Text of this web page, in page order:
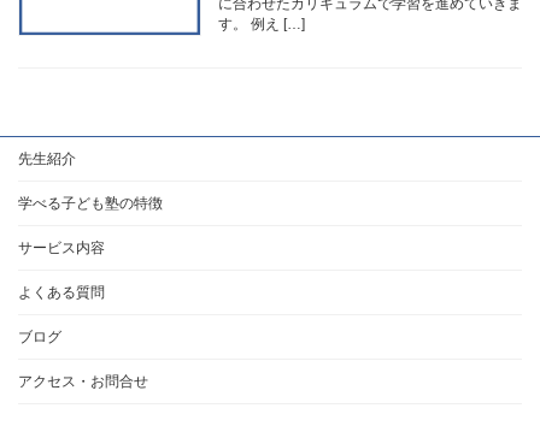
に合わせたカリキュラムで学習を進めていきま
す。 例え […]
先生紹介
学べる子ども塾の特徴
サービス内容
よくある質問
ブログ
アクセス・お問合せ